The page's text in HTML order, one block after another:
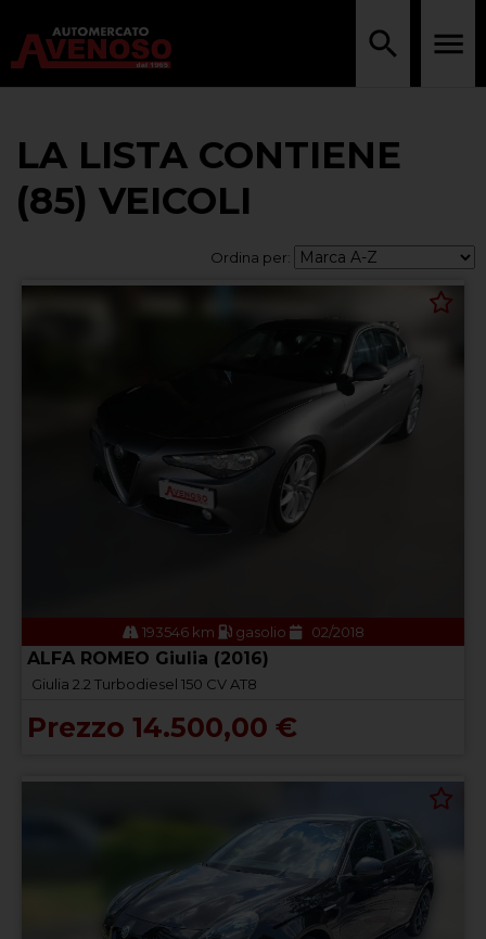
LA LISTA CONTIENE
(85) VEICOLI
Ordina per:
193546 km gasolio 02/2018
ALFA ROMEO Giulia (2016)
Giulia 2.2 Turbodiesel 150 CV AT8
Prezzo 14.500,00 €